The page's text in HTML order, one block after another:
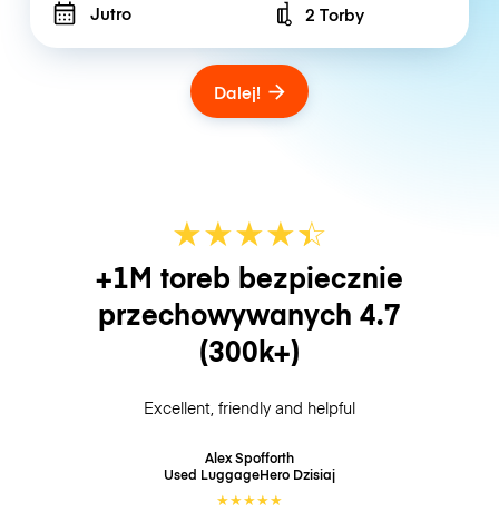
Jutro Number of bags
2 Torby
Dalej!
★★★★☆
★
+1M toreb bezpiecznie
przechowywanych 4.7
(300k+)
Excellent, friendly and helpful
Alex Spofforth
Used LuggageHero Dzisiaj
★★★★★